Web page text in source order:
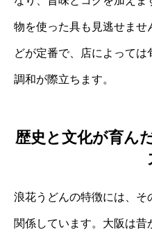
物を使った具も見逃せませ
どが定番で、店によって
調和が際立ちます。
歴史と文化が育ん
浪花うどんの特徴には、そ
関係しています。大阪は昔